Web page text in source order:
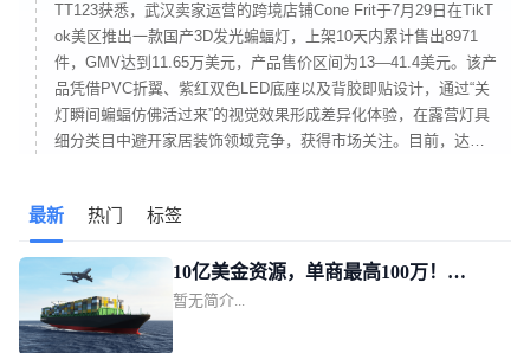
TT123获悉，武汉卖家运营的跨境店铺Cone Frit于7月29日在TikT
ok美区推出一款国产3D发光蝙蝠灯，上架10天内累计售出8971
件，GMV达到11.65万美元，产品售价区间为13—41.4美元。该产
品凭借PVC折翼、紫红双色LED底座以及背胶即贴设计，通过“关
灯瞬间蝙蝠仿佛活过来”的视觉效果形成差异化体验，在露营灯具
细分类目中避开家居装饰领域竞争，获得市场关注。目前，达人
动2566件商品销售。
最新 热门 标签
10亿美金资源，单商最高100万！
TikTok Shop美区POP发布新锐跨境商
暂无简介...